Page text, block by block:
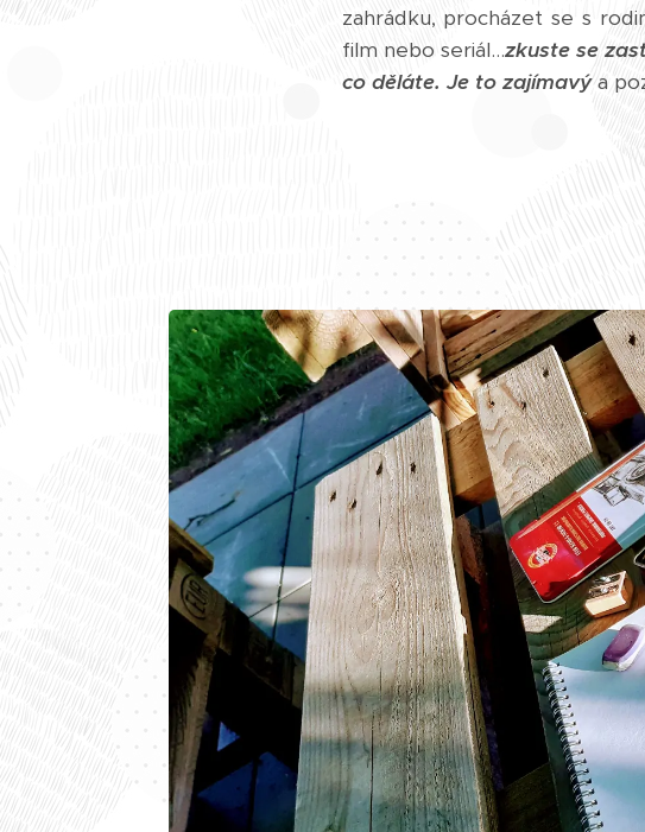
zahrádku, procházet se s
film nebo seriál...zkuste se
co děláte. Je to zajímavýa